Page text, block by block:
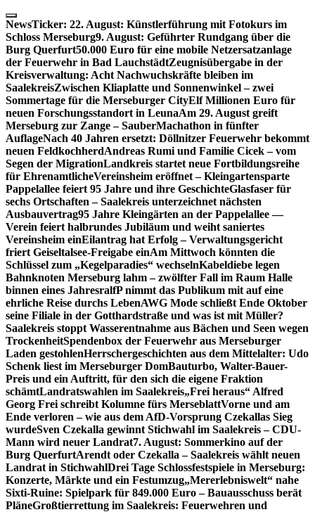
Skip
to
content
NewsTicker: 22. August: Künstlerführung mit Fotokurs im
Schloss Merseburg9. August: Geführter Rundgang über die
Burg Querfurt50.000 Euro für eine mobile Netzersatzanlage
der Feuerwehr in Bad LauchstädtZeugnisübergabe in der
Kreisverwaltung: Acht Nachwuchskräfte bleiben im
SaalekreisZwischen Kliaplatte und Sonnenwinkel – zwei
Sommertage für die Merseburger CityElf Millionen Euro für
neuen Forschungsstandort in LeunaAm 29. August greift
Merseburg zur Zange – SauberMachathon in fünfter
AuflageNach 40 Jahren ersetzt: Döllnitzer Feuerwehr bekommt
neuen FeldkochherdAndreas Rumi und Familie Cicek – vom
Segen der MigrationLandkreis startet neue Fortbildungsreihe
für EhrenamtlicheVereinsheim eröffnet – Kleingartensparte
Pappelallee feiert 95 Jahre und ihre GeschichteGlasfaser für
sechs Ortschaften – Saalekreis unterzeichnet nächsten
Ausbauvertrag95 Jahre Kleingärten an der Pappelallee —
Verein feiert halbrundes Jubiläum und weiht saniertes
Vereinsheim einEilantrag hat Erfolg – Verwaltungsgericht
friert Geiseltalsee-Freigabe einAm Mittwoch könnten die
Schlüssel zum „Kegelparadies“ wechselnKabeldiebe legen
Bahnknoten Merseburg lahm – zwölfter Fall im Raum Halle
binnen eines JahresralfP nimmt das Publikum mit auf eine
ehrliche Reise durchs LebenAWG Mode schließt Ende Oktober
seine Filiale in der Gotthardstraße und was ist mit Müller?
Saalekreis stoppt Wasserentnahme aus Bächen und Seen wegen
TrockenheitSpendenbox der Feuerwehr aus Merseburger
Laden gestohlenHerrschergeschichten aus dem Mittelalter: Udo
Schenk liest im Merseburger DomBauturbo, Walter-Bauer-
Preis und ein Auftritt, für den sich die eigene Fraktion
schämtLandratswahlen im Saalekreis„Frei heraus“ Alfred
Georg Frei schreibt Kolumne fürs MerseblattVorne und am
Ende verloren – wie aus dem AfD-Vorsprung Czekallas Sieg
wurdeSven Czekalla gewinnt Stichwahl im Saalekreis – CDU-
Mann wird neuer Landrat7. August: Sommerkino auf der
Burg QuerfurtArendt oder Czekalla – Saalekreis wählt neuen
Landrat in StichwahlDrei Tage Schlossfestspiele in Merseburg:
Konzerte, Märkte und ein Festumzug„Mererlebniswelt“ nahe
Sixti-Ruine: Spielpark für 849.000 Euro – Bauausschuss berät
PläneGroßtierrettung im Saalekreis: Feuerwehren und